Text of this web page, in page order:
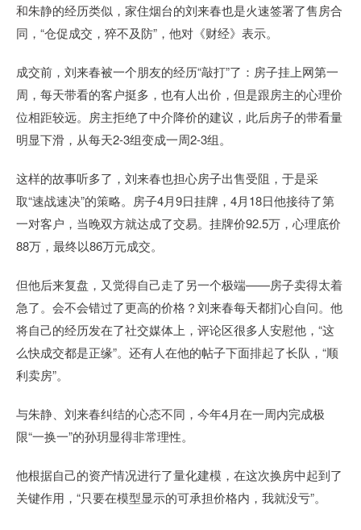
和朱静的经历类似，家住烟台的刘来春也是火速签署了售房合
同，“仓促成交，猝不及防”，他对《财经》表示。
成交前，刘来春被一个朋友的经历“敲打”了：房子挂上网第一
周，每天带看的客户挺多，也有人出价，但是跟房主的心理价
位相距较远。房主拒绝了中介降价的建议，此后房子的带看量
明显下滑，从每天2-3组变成一周2-3组。
这样的故事听多了，刘来春也担心房子出售受阻，于是采
取“速战速决”的策略。房子4月9日挂牌，4月18日他接待了第
一对客户，当晚双方就达成了交易。挂牌价92.5万，心理底价
88万，最终以86万元成交。
但他后来复盘，又觉得自己走了另一个极端——房子卖得太着
急了。会不会错过了更高的价格？刘来春每天都扪心自问。他
将自己的经历发在了社交媒体上，评论区很多人安慰他，“这
么快成交都是正缘”。还有人在他的帖子下面排起了长队，“顺
利卖房”。
与朱静、刘来春纠结的心态不同，今年4月在一周内完成极
限“一换一”的孙玥显得非常理性。
他根据自己的资产情况进行了量化建模，在这次换房中起到了
关键作用，“只要在模型显示的可承担价格内，我就没亏”。